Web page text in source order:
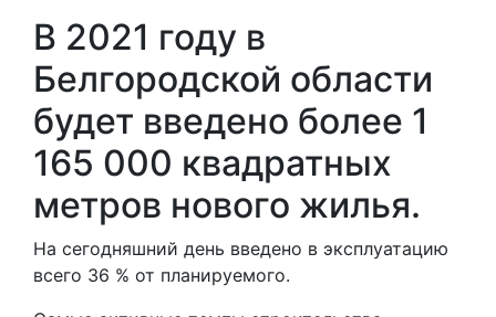
В 2021 году в
Белгородской области
будет введено более 1
165 000 квадратных
метров нового жилья.
На сегодняшний день введено в эксплуатацию
всего 36 % от планируемого.